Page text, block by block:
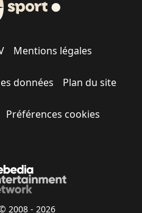
Mentions légales
données Plan du site
Préférences cookies
2008 - 2026